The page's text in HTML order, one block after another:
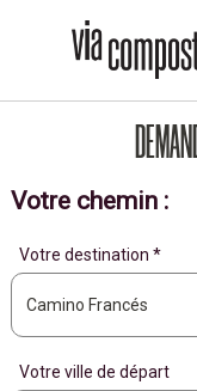
Votre chemin :
Votre destination *
Votre ville de départ